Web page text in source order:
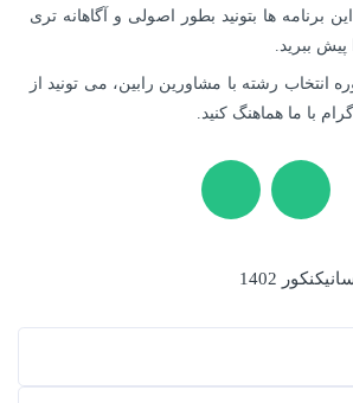
برنامه ها بتونید بطور اصولی و آگاهانه تری
پیش ببرید.
انتخاب رشته با مشاورین رابین، می تونید از
با ما هماهنگ کنید.
کنکور 1402